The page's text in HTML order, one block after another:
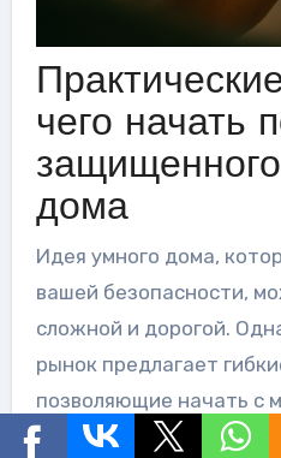
чего начать
дома
Идея умного дома,
вашей безопасности,
сложной и дорогой.
рынок предлагает
позволяющие начать с
наращивать мощь своей